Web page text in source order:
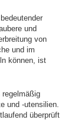
und
von
und im
können, ist
regelmäßig
und -utensilien.
überprüft